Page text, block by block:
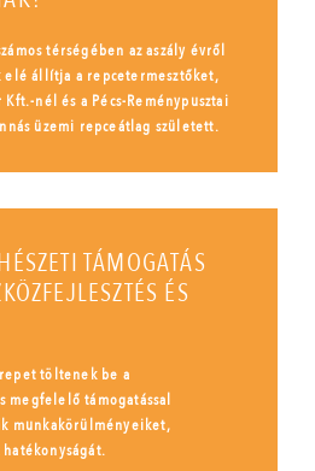
térségében az aszály évről
állítja a repcetermesztőket,
nél és a Pécs-Reménypusztai
üzemi repceátlag született.
TÁMOGATÁS
ÉS
töltenek be a
megfelelő támogatással
munkakörülményeiket,